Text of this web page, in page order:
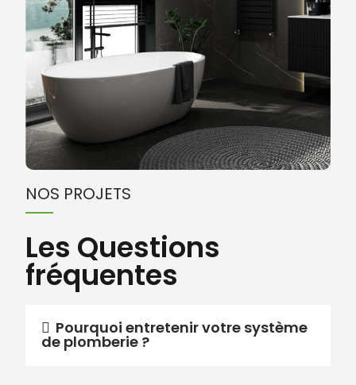
NOS PROJETS
Les Questions
fréquentes
Pourquoi entretenir votre système
de plomberie ?